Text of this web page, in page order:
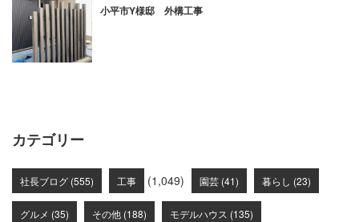
小平市Y様邸 外構工事
カテゴリー
社長ブログ (555) 工事 (1,049) 園芸 (41) 暮らし (23)
グルメ (35) その他 (188) モデルハウス (135)